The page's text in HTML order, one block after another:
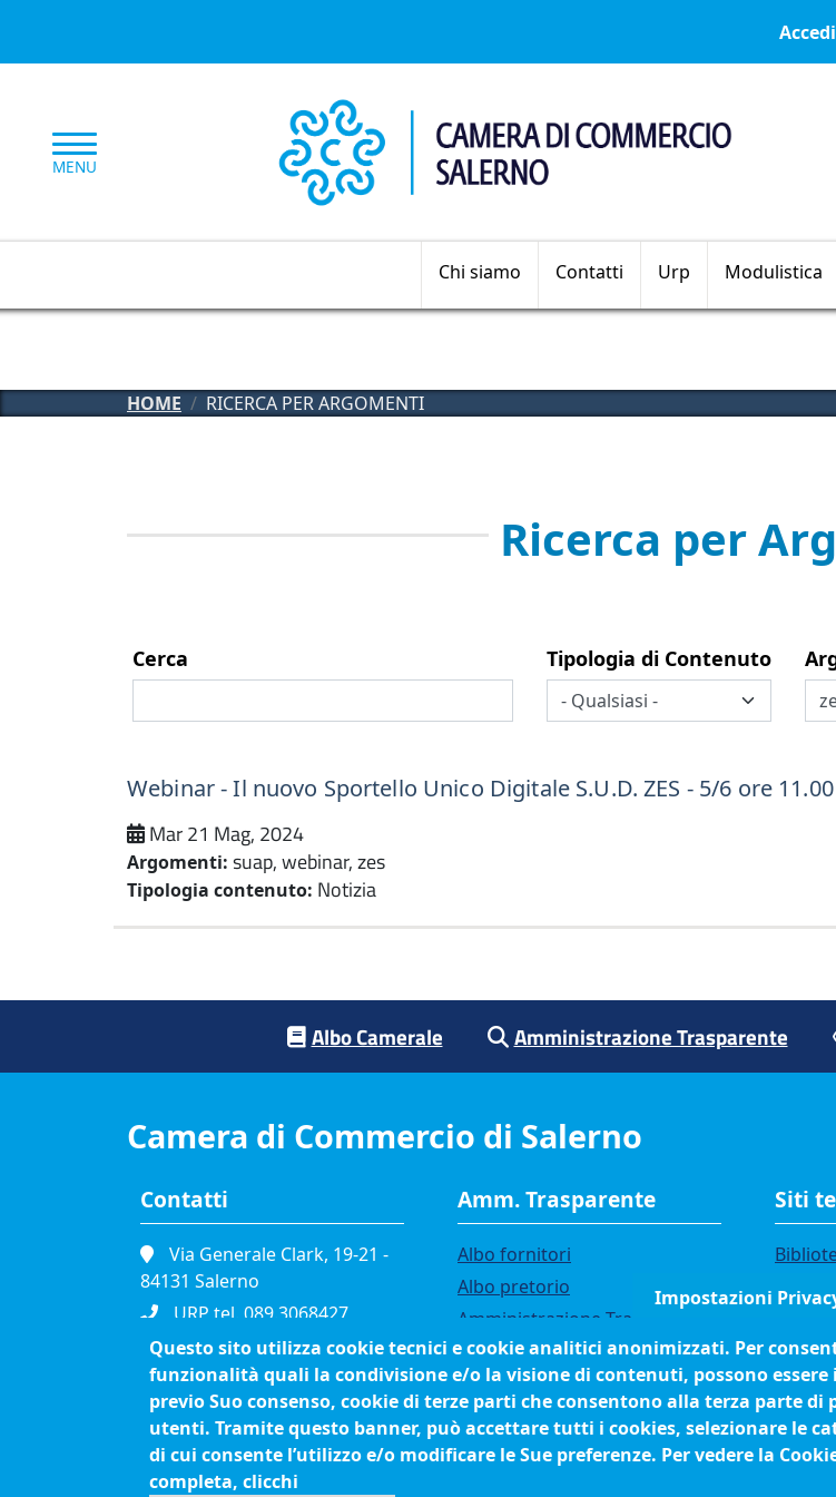
Accedi
MENU
Chi siamo Contatti Urp Modulistica
HOME RICERCA PER ARGOMENTI
Ricerca per
Cerca Tipologia di Contenuto
Webinar - Il nuovo Sportello Unico Digitale S.U.D. ZES - 5/6 ore 11.00
Mar 21 Mag, 2024
Argomenti: suap, webinar, zes
Tipologia contenuto: Notizia
Footer menuAlbo Camerale Amministrazione Trasparente
Camera di Commercio di Salerno
Contatti
Via Generale Clark, 19-21 -
84131 Salerno
URP tel. 089.3068427
Portineria tel. 089.3068111
Fax. 089.334865
P.I. 01039610652
C.F. 80003090653
Cod. Fatturazione
Amm. Trasparente
Albo fornitori
Albo pretorio
Amministrazione Trasparente
Bandi di gara
Bilanci
Concorsi e selezioni
Organigramma
Siti
IBAN
utenti
Impostazioni
Questo sito utilizza cookie tecnici e cookie analitici anonimizzati. Per
funzionalità quali la condivisione e/o la visione di contenuti, possono
previo Suo consenso, cookie di terze parti che consentono alla terza parte di
utenti. Tramite questo banner, può accettare tutti i cookies, selezionare le
di cui consente l’utilizzo e/o modificare le Sue preferenze. Per vedere la
completa, clicchi